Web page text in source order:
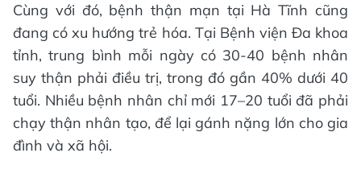
Cùng với đó, bệnh thận mạn tại Hà Tĩnh cũng
đang có xu hướng trẻ hóa. Tại Bệnh viện Đa khoa
tỉnh, trung bình mỗi ngày có 30-40 bệnh nhân
suy thận phải điều trị, trong đó gần 40% dưới 40
tuổi. Nhiều bệnh nhân chỉ mới 17–20 tuổi đã phải
chạy thận nhân tạo, để lại gánh nặng lớn cho gia
đình và xã hội.